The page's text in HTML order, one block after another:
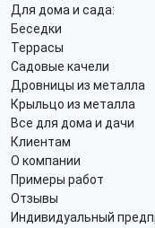
Для дома и сада:
Беседки
Террасы
Садовые качели
Дровницы из металла
Крыльцо из металла
Все для дома и дачи
Клиентам
О компании
Примеры работ
Отзывы
Индивидуальный